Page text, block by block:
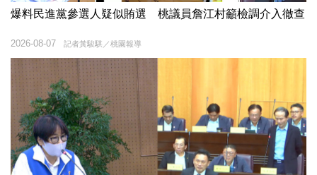
爆料民進黨參選人疑似賄選 桃議員詹江村籲檢調介入徹查
記者黃駿騏／桃園報導
2026-08-07